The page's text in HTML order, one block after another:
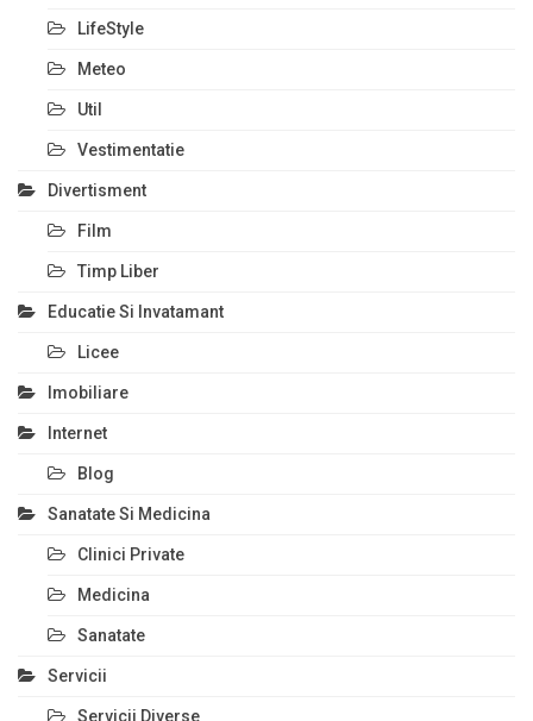
LifeStyle
Meteo
Util
Vestimentatie
Divertisment
Film
Timp Liber
Educatie Si Invatamant
Licee
Imobiliare
Internet
Blog
Sanatate Si Medicina
Clinici Private
Medicina
Sanatate
Servicii
Servicii Diverse